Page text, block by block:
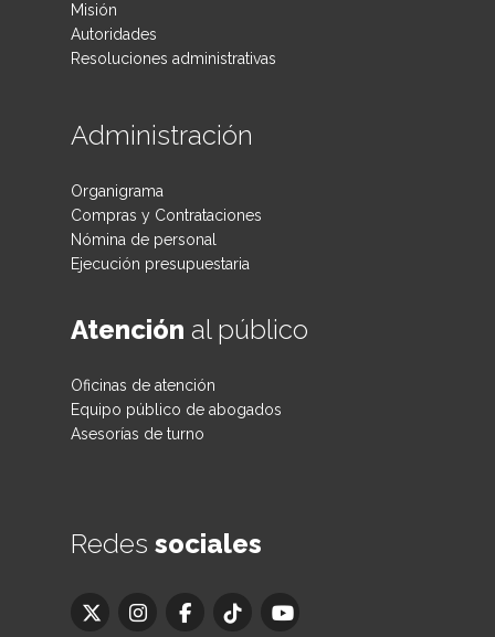
Misión
Autoridades
Resoluciones administrativas
Administración
Organigrama
Compras y Contrataciones
Nómina de personal
Ejecución presupuestaria
Atención al público
Oficinas de atención
Equipo público de abogados
Asesorías de turno
Redes sociales